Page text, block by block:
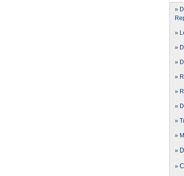
»
»
»
»
»
»
»
»
»
»
»